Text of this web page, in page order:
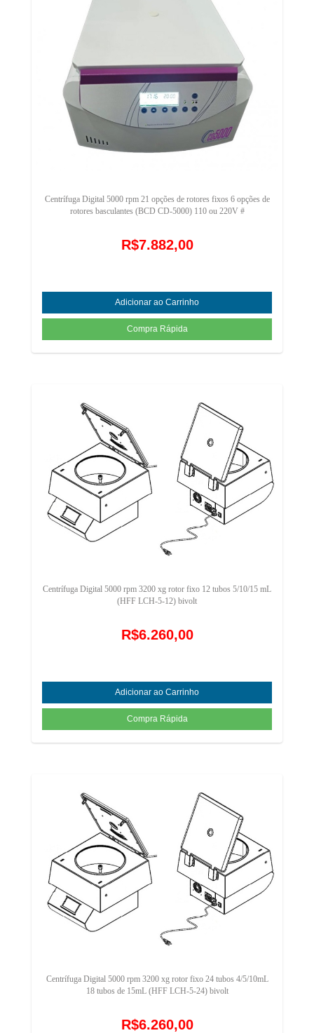
Centrífuga Digital 5000 rpm 21 opções de rotores fixos 6 opções de
rotores basculantes (BCD CD-5000) 110 ou 220V #
R$7.882,00
Centrífuga Digital 5000 rpm 3200 xg rotor fixo 12 tubos 5/10/15 mL
(HFF LCH-5-12) bivolt
R$6.260,00
Centrífuga Digital 5000 rpm 3200 xg rotor fixo 24 tubos 4/5/10mL
18 tubos de 15mL (HFF LCH-5-24) bivolt
R$6.260,00